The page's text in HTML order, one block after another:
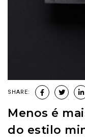
SHARE:
Menos é
do estilo